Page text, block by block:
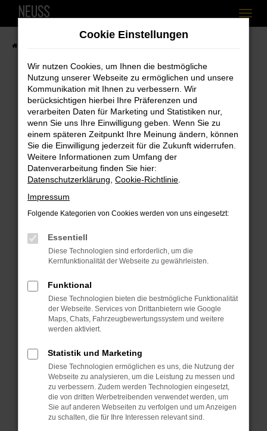
Zum
Fehler: Network Error
Beim Laden ist ein Fehler aufgetreten.
Hier sind ein paar Tipps, die dir helfen können:
Überprüfe deine Firewall und deine
Internetverbindung.
Laden andere Webseiten, zum Beispiel
deine Suchmaschine?
Manche Erweiterungen, wie Werbeblocker,
können das Laden bestimmter Seiten
anderen Browser oder in einem privaten
Fenster?
Starte dein Gerät neu.
Das kann manchmal helfen,
vorübergehende Probleme zu beheben.
Stelle sicher, dass dein Browser und dein
Betriebssystem auf dem neuesten Stand
sind.
Veraltete Software birgt nicht nur ein
Sicherheitsrisiko, sondern kann auch dazu
Cookie Einstellungen
Wir nutzen Cookies, um Ihnen die bestmögliche
Nutzung unserer Webseite zu ermöglichen und unsere
Kommunikation mit Ihnen zu verbessern. Wir
berücksichtigen hierbei Ihre Präferenzen und
verarbeiten Daten für Marketing und Statistiken nur,
wenn Sie uns Ihre Einwilligung geben. Wenn Sie zu
einem späteren Zeitpunkt Ihre Meinung ändern, können
Sie die Einwilligung jederzeit für die Zukunft widerrufen.
Weitere Informationen zum Umfang der
Datenverarbeitung finden Sie hier:
Datenschutzerklärung Cookie-Richtlinie
Impressum
Folgende Kategorien von Cookies werden von uns eingesetzt:
Essentiell
Diese Technologien sind erforderlich, um die
Kernfunktionalität der Webseite zu gewährleisten.
Funktional
Diese Technologien bieten die bestmögliche Funktionalität
der Webseite. Services von Drittanbietern wie Google
Maps, Chats, Fahrzeugbewertungssystem und weitere
werden aktiviert.
Statistik und Marketing
Diese Technologien ermöglichen es uns, die Nutzung der
Webseite zu analysieren, um die Leistung zu messen und
zu verbessern. Zudem werden Technologien eingesetzt,
die von dritten Werbetreibenden verwendet werden, um
Sie auf anderen Webseiten zu verfolgen und um Anzeigen
zu schalten, die für Ihre Interessen relevant sind.